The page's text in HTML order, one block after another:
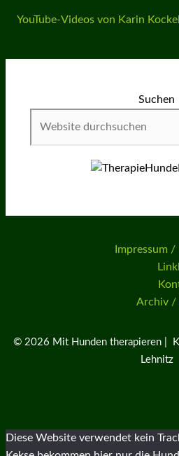
YouTube-Videos von Karin Kockel
Suchen
Impressum
Archiv /
© 2026 Mit Hunden therapieren |
Lehnitz
Diese Website verwendet kein